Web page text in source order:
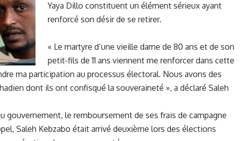
Yaya Dillo constituent un élément sérieux ayant
renforcé son désir de se retirer.
« Le martyre d’une vieille dame de 80 ans et de son
petit-fils de 11 ans viennent me renforcer dans cette
ma participation au processus électoral. Nous avons des
dont ils ont confisqué la souveraineté », a déclaré Saleh
gouvernement, le remboursement de ses frais de campagne
Saleh Kebzabo était arrivé deuxième lors des élections